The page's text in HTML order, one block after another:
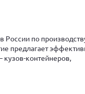
по
предлагает
контейнеров,